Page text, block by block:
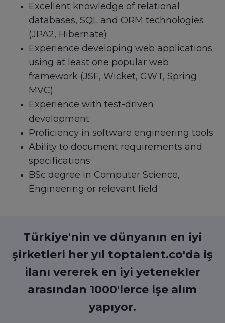
Excellent knowledge of relational
databases, SQL and ORM technologies
(JPA2, Hibernate)
Experience developing web applications
using at least one popular web
framework (JSF, Wicket, GWT, Spring
MVC)
Experience with test-driven
development
Proficiency in software engineering tools
Ability to document requirements and
specifications
BSc degree in Computer Science,
Engineering or relevant field
Türkiye'nin ve dünyanın en iyi
şirketleri her yıl toptalent.co'da iş
ilanı vererek en iyi yetenekler
arasından 1000'lerce işe alım
yapıyor.